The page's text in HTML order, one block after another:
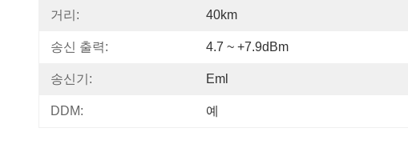
거리: 40km
송신 출력: 4.7 ~ +7.9dBm
송신기: Eml
DDM: 예